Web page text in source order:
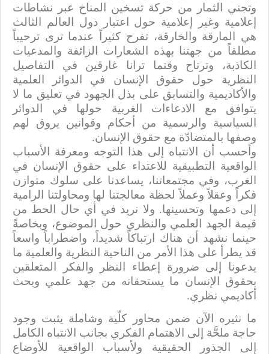
وتجني الثمار من حركة تسخين المناخ عبر نشاطات
إعلامية وغير إعلامية حول اعتبار دول العالم الثالث
هي المارقة والخارقة، تفرح كثيراً عندما ترى ترحيباً
مطلقاً من جهتنا بهذه الشعارات الزائفة والمدعيات
الكاذبة، وترتاح وقتما ترانا غارقين في التفاصيل
النظرية حول حقوق الإنسان في الدوائر العلمية
والأكاديمية والتسابق على بذل الجهود في تعليق ما لا
يتوافق مع الادعاءات الغربية حولها في الدوائر
السياسية والرسمية من أحكام وقوانين يروق لهم
وصفها بالمتضادّة مع حقوق الإنسان.
وأحسب أن الانتباه إلى هذا التوجه ومعرفة الأسباب
الواقعية التطبيقية للاعتداء على حقوق الإنسان في
الغرب، وفي مجتمعاتنا، يساعدنا على سلوك متوازن
فكراً وعقلاً وعملاً لحظة معالجتنا لها ومحاولتنا الرامية
إلى دعمها وتحسينها. ولا نريد في أي حال الحط من
قيمة الجهد العلمي والنظري حول الموضوع، وبخاصةً
حينما نشهد أن هناك ارتباكاً شديداً، واضطراباً واسعاً
قد يطرأ على هذا الأمر من الناحية النظرية والعلمية ما
يدعونا إلى ضرورة إعطاء النظر والفكر المتعلقين
بحقوق الإنسان ما يستحقانه من جهد علمي وبحث
أكاديمي نظري.
ما نثيره الآن ضمن محاور كلّية وشاملة يثبت وجود
حاجة ملحَّة إلى الاهتمام الفكري بجانب الانتباه الكامل
إلى الجذور الحقيقية ولأسباب الواقعية للأوضاع